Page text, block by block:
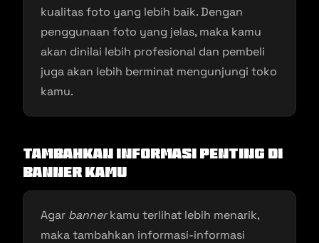
kualitas foto yang lebih baik. Dengan
penggunaan foto yang jelas, maka kamu
akan dinilai lebih profesional dan pembeli
juga akan lebih berminat mengunjungi toko
kamu.
Tambahkan Informasi Penting di
Banner Kamu
Agar bannerkamu terlihat lebih menarik,
maka tambahkan informasi-informasi